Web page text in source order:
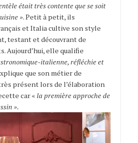
était très contente que se soit
». Petit à petit, ils
et Italia cultive son style
testant et découvrant de
Aujourd’hui, elle qualifie
italienne, réfléchie et
que son métier de
présent lors de l’élaboration
car « la première approche de
».